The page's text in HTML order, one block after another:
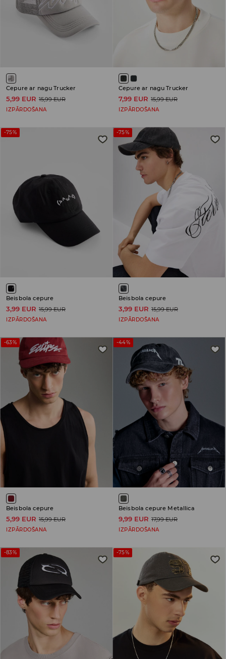
Cepure ar nagu Trucker
5,99 EUR 15,99 EUR
IZPĀRDOŠANA
Cepure ar nagu Trucker
7,99 EUR 15,99 EUR
IZPĀRDOŠANA
-75%
Beisbola cepure
3,99 EUR 15,99 EUR
IZPĀRDOŠANA
-75%
Beisbola cepure
3,99 EUR 15,99 EUR
IZPĀRDOŠANA
-63%
Beisbola cepure
5,99 EUR 15,99 EUR
IZPĀRDOŠANA
-44%
Beisbola cepure Metallica
9,99 EUR 17,99 EUR
IZPĀRDOŠANA
-83% -75%